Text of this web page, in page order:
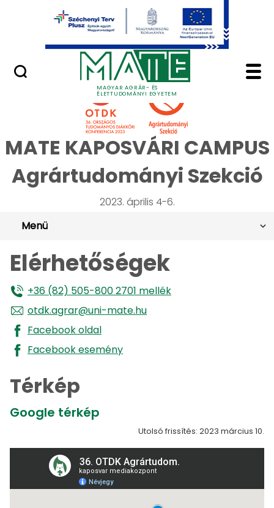
Ugrás a fő tartalomhoz
MAGYAR AGRÁR- ÉS
ÉLETTUDOMÁNYI EGYETEM
Minőségügy
OTDK 2023
MATE KAPOSVÁRI CAMPUS
Agrártudományi Szekció
2023. április 4-6.
Menü
Elérhetőségek
+36 (82) 505-800 2701 mellék
otdk.agrar@uni-mate.hu
Facebook oldal
Facebook esemény
Térkép
Google térkép
Utolsó frissítés: 2023 március 10.